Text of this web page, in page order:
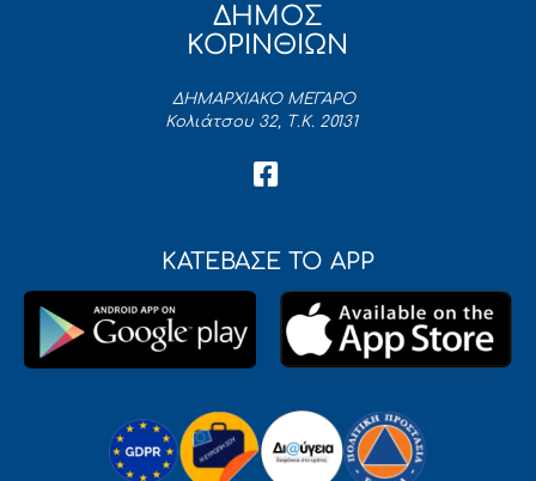
ΔΗΜΟΣ
ΚΟΡΙΝΘΙΩΝ
ΔΗΜΑΡΧΙΑΚΟ ΜΕΓΑΡΟ
Κολιάτσου 32, Τ.Κ. 20131
ΚΑΤΕΒΑΣΕ ΤΟ APP